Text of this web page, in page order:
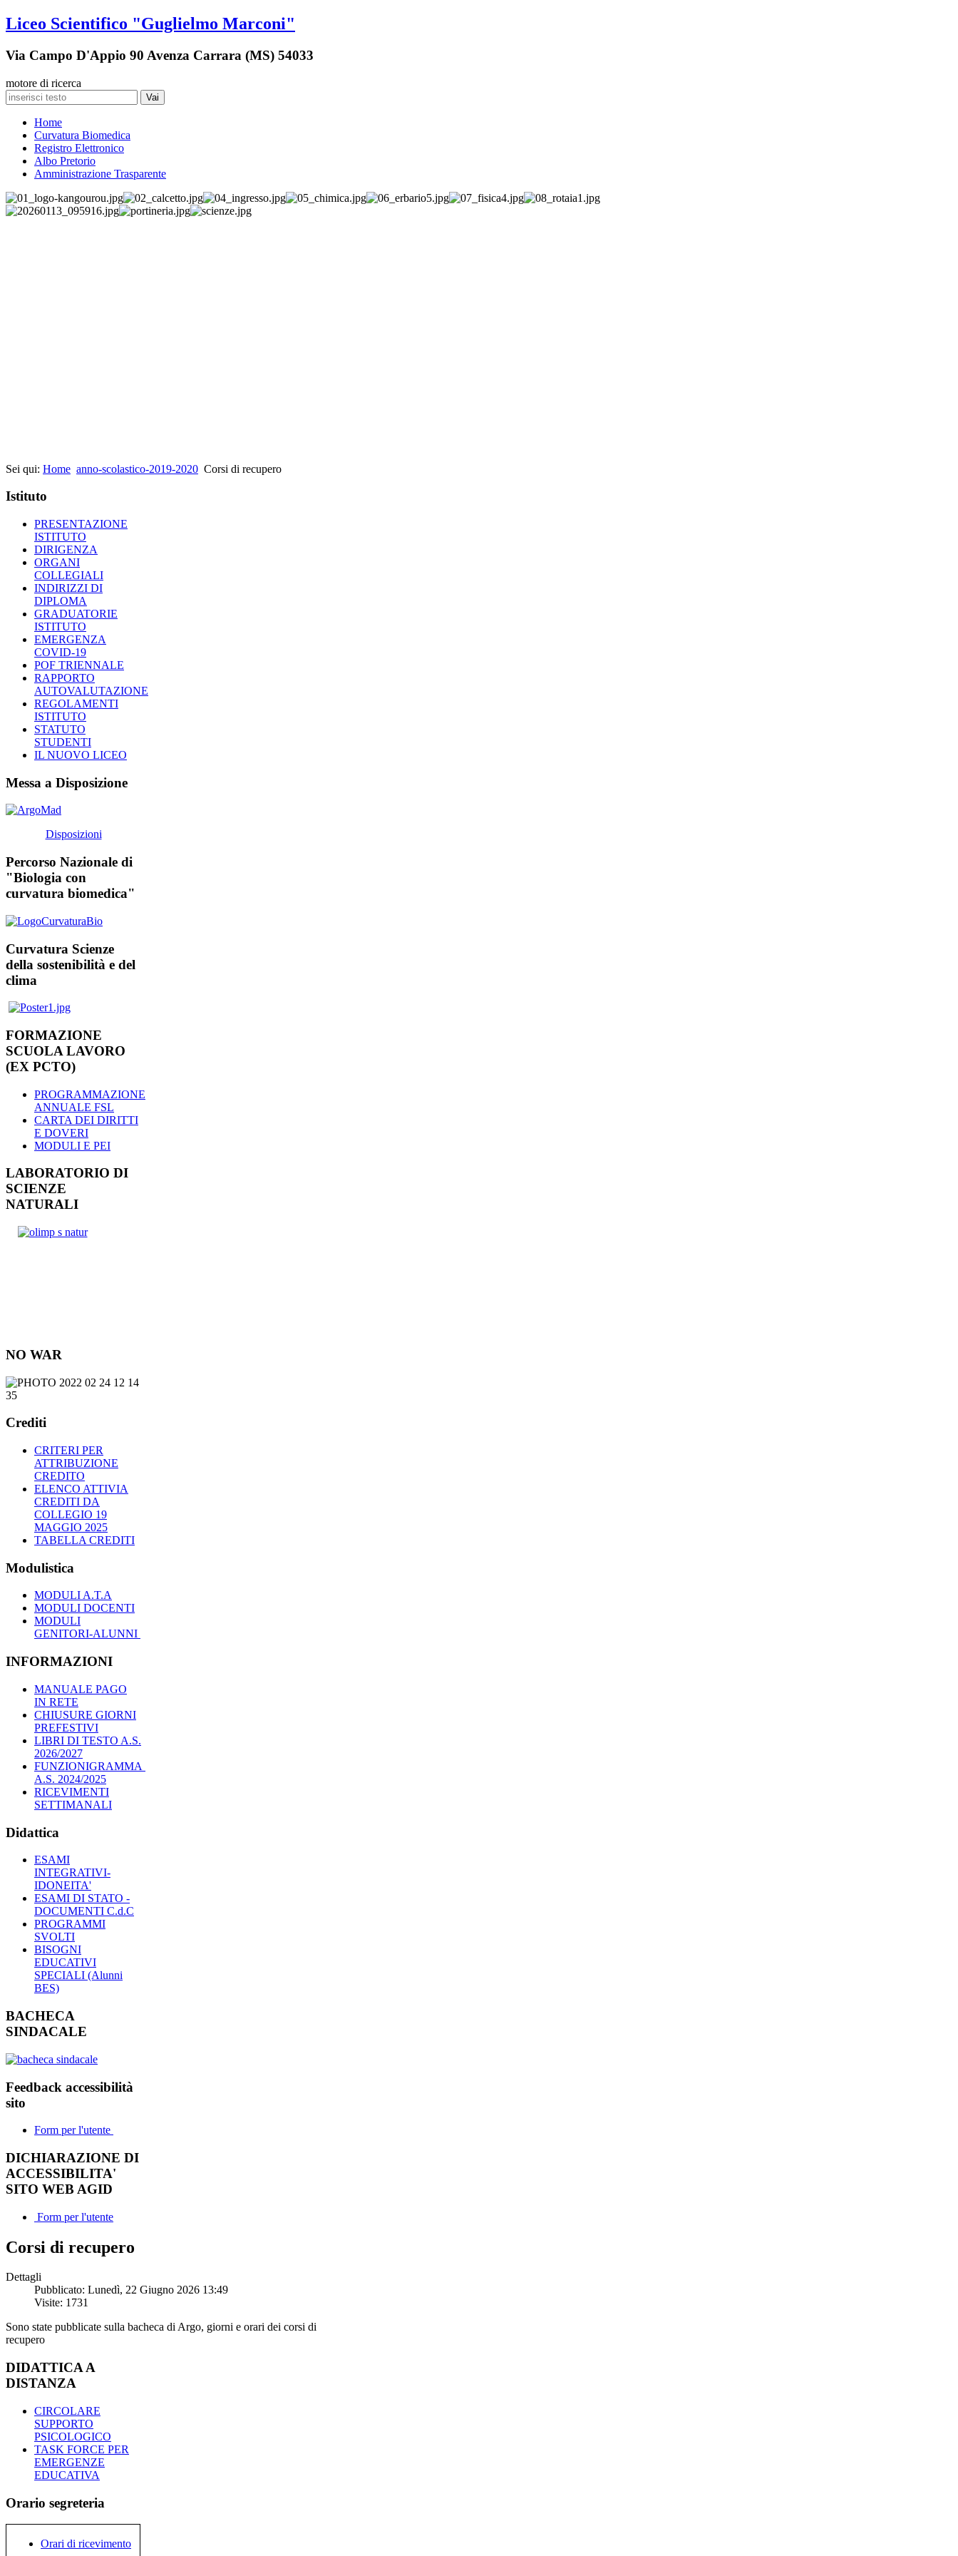
Liceo Scientifico "Guglielmo Marconi"
Via Campo D'Appio 90 Avenza Carrara (MS) 54033
motore di ricerca
Vai
Home
Curvatura Biomedica
Registro Elettronico
Albo Pretorio
Amministrazione Trasparente
Sei qui: Home anno-scolastico-2019-2020 Corsi di recupero
Istituto
PRESENTAZIONE
ISTITUTO
DIRIGENZA
ORGANI
COLLEGIALI
INDIRIZZI DI
DIPLOMA
GRADUATORIE
ISTITUTO
EMERGENZA
COVID-19
POF TRIENNALE
RAPPORTO
AUTOVALUTAZIONE
REGOLAMENTI
ISTITUTO
STATUTO
STUDENTI
IL NUOVO LICEO
Messa a Disposizione
Disposizioni
Percorso Nazionale di
"Biologia con
curvatura biomedica"
Curvatura Scienze
della sostenibilità e del
clima
FORMAZIONE
SCUOLA LAVORO
(EX PCTO)
PROGRAMMAZIONE
ANNUALE FSL
CARTA DEI DIRITTI
E DOVERI
MODULI E PEI
LABORATORIO DI
SCIENZE
NATURALI
NO WAR
Crediti
CRITERI PER
ATTRIBUZIONE
CREDITO
ELENCO ATTIVIA
CREDITI DA
COLLEGIO 19
MAGGIO 2025
TABELLA CREDITI
Modulistica
MODULI A.T.A
MODULI DOCENTI
MODULI
GENITORI-ALUNNI
INFORMAZIONI
MANUALE PAGO
IN RETE
CHIUSURE GIORNI
PREFESTIVI
LIBRI DI TESTO A.S.
2026/2027
FUNZIONIGRAMMA
A.S. 2024/2025
RICEVIMENTI
SETTIMANALI
Didattica
ESAMI
INTEGRATIVI-
IDONEITA'
ESAMI DI STATO -
DOCUMENTI C.d.C
PROGRAMMI
SVOLTI
BISOGNI
EDUCATIVI
SPECIALI (Alunni
BES)
BACHECA
SINDACALE
Feedback accessibilità
sito
Form per l'utente
DICHIARAZIONE DI
ACCESSIBILITA'
SITO WEB AGID
Form per l'utente
Corsi di recupero
Dettagli
Pubblicato: Lunedì, 22 Giugno 2026 13:49
Visite: 1731
Sono state pubblicate sulla bacheca di Argo, giorni e orari dei corsi di
recupero
DIDATTICA A
DISTANZA
CIRCOLARE
SUPPORTO
PSICOLOGICO
TASK FORCE PER
EMERGENZE
EDUCATIVA
Orario segreteria
Orari di ricevimento